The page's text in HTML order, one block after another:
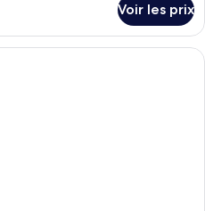
Voir les prix
Une chambre d’hôtel moderne